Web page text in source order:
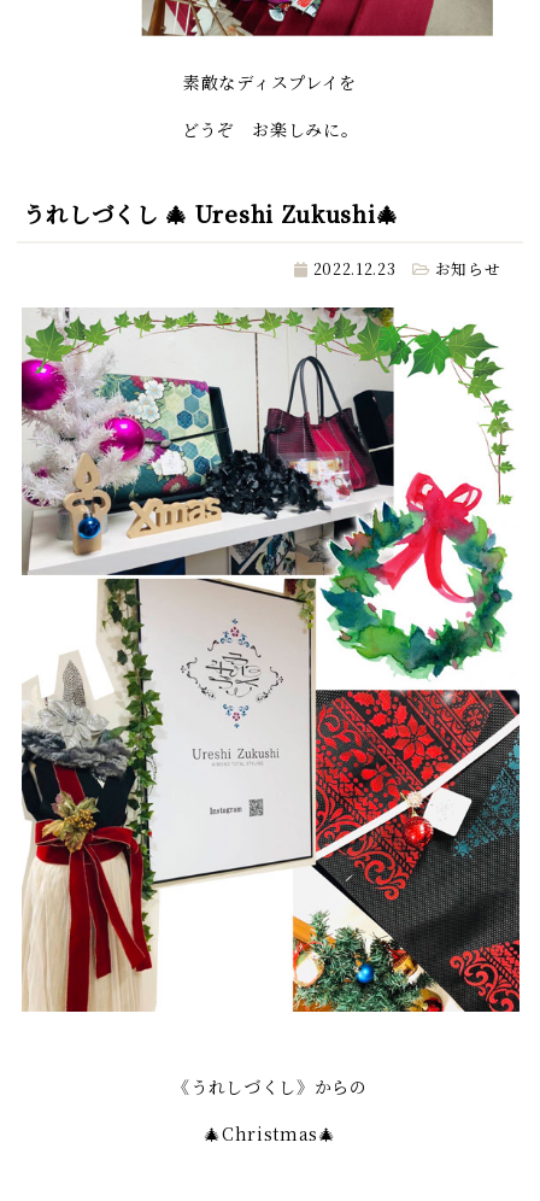
素敵なディスプレイを
どうぞ お楽しみに。
うれしづくし 🎄 Ureshi Zukushi🎄
2022.12.23 お知らせ
《うれしづくし》からの
🎄Christmas🎄